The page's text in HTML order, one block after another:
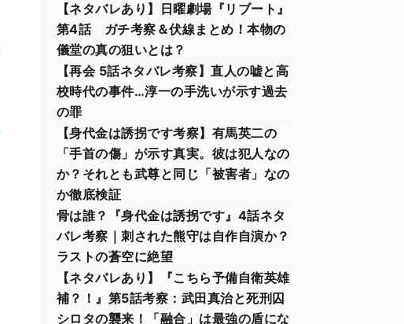
【ネタバレあり】日曜劇場『リブート』
第4話 ガチ考察＆伏線まとめ！本物の
儀堂の真の狙いとは？
【再会 5話ネタバレ考察】直人の嘘と高
校時代の事件…淳一の手洗いが示す過去
の罪
【身代金は誘拐です考察】有馬英二の
「手首の傷」が示す真実。彼は犯人なの
か？それとも武尊と同じ「被害者」なの
か徹底検証
骨は誰？『身代金は誘拐です』4話ネタ
バレ考察｜刺された熊守は自作自演か？
ラストの蒼空に絶望
【ネタバレあり】『こちら予備自衛英雄
補？！』第5話考察：武田真治と死刑囚
シロタの襲来！「融合」は最強の盾にな